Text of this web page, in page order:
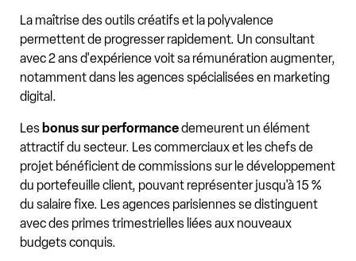
La maîtrise des outils créatifs et la polyvalence
permettent de progresser rapidement. Un consultant
avec 2 ans d'expérience voit sa rémunération augmenter,
notamment dans les agences spécialisées en marketing
digital.
Les bonus sur performancedemeurent un élément
attractif du secteur. Les commerciaux et les chefs de
projet bénéficient de commissions sur le développement
du portefeuille client, pouvant représenter jusqu'à 15 %
du salaire fixe. Les agences parisiennes se distinguent
avec des primes trimestrielles liées aux nouveaux
budgets conquis.